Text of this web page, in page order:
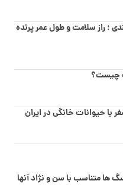
؛ راز سلامت و طول عمر پرنده
چیست؟
با حیوانات خانگی در ایران
ها متناسب با سن و نژاد آنها